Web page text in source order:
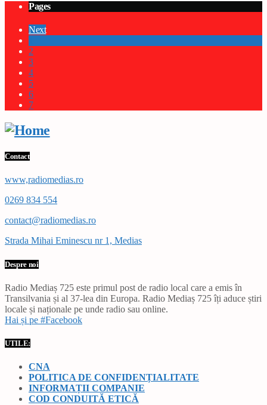
Pages
Next
2
3
4
5
6
7
Contact
www,radiomedias.ro
0269 834 554
contact@radiomedias.ro
Strada Mihai Eminescu nr 1, Medias
Despre noi
Radio Mediaș 725 este primul post de radio local care a emis în
Transilvania și al 37-lea din Europa. Radio Mediaș 725 îți aduce știri
locale și naționale pe unde radio sau online.
Hai și pe #Facebook
UTILE:
CNA
POLITICA DE CONFIDENȚIALITATE
INFORMAȚII COMPANIE
COD CONDUITĂ ETICĂ